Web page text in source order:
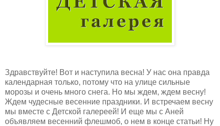
Здравствуйте! Вот и наступила весна! У нас она правда
календарная только, потому что на улице сильные
морозы и очень много снега. Но мы ждем, ждем весну!
Ждем чудесные весенние праздники. И встречаем весну
мы вместе с Детской галереей! И еще мы с Аней
объявляем весенний флешмоб, о нем в конце статьи! Ну